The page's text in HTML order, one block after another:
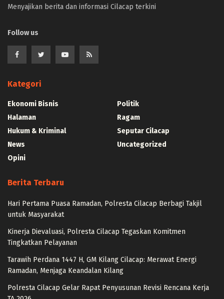
Menyajikan berita dan informasi Cilacap terkini
Follow us
Kategori
Ekonomi Bisnis
Halaman
Hukum & Kriminal
News
Opini
Politik
Ragam
Seputar Cilacap
Uncategorized
Berita Terbaru
Hari Pertama Puasa Ramadan, Polresta Cilacap Berbagi Takjil
untuk Masyarakat
Kinerja Dievaluasi, Polresta Cilacap Tegaskan Komitmen
Tingkatkan Pelayanan
Tarawih Perdana 1447 H, GM Kilang Cilacap: Merawat Energi
Ramadan, Menjaga Keandalan Kilang
Polresta Cilacap Gelar Rapat Penyusunan Revisi Rencana Kerja